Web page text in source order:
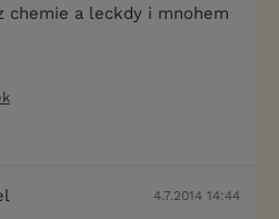
chemie a leckdy i mnohem
4.7.2014 14:44